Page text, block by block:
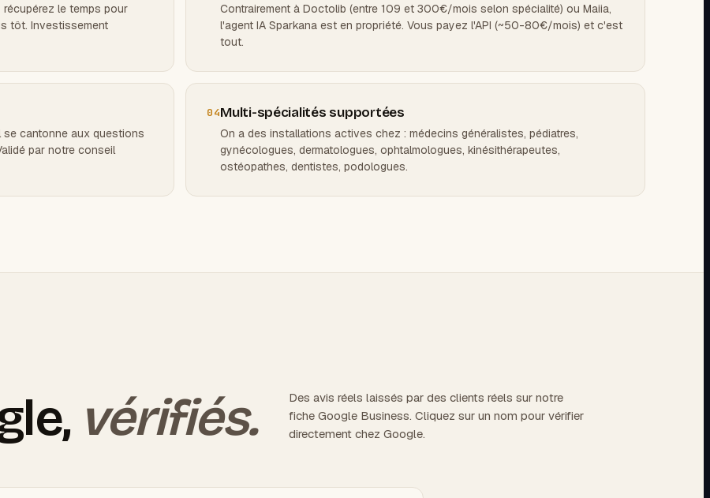
le temps pour
tôt. Investissement
Contrairement à Doctolib (entre 109 et 300€/mois selon spécialité) ou Maiia,
l'agent IA Sparkana est en propriété. Vous payez l'API (~50-80€/mois) et c'est
tout.
se cantonne aux questions
par notre conseil
04Multi-spécialités supportées
On a des installations actives chez : médecins généralistes, pédiatres,
gynécologues, dermatologues, ophtalmologues, kinésithérapeutes,
ostéopathes, dentistes, podologues.
vérifiés.
Des avis réels laissés par des clients réels sur notre
fiche Google Business. Cliquez sur un nom pour vérifier
directement chez Google.